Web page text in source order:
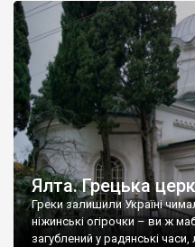
Ялта. Грецька
Греки залишили Україні
ніжинські огірочки – ви ж
загублений у радянські